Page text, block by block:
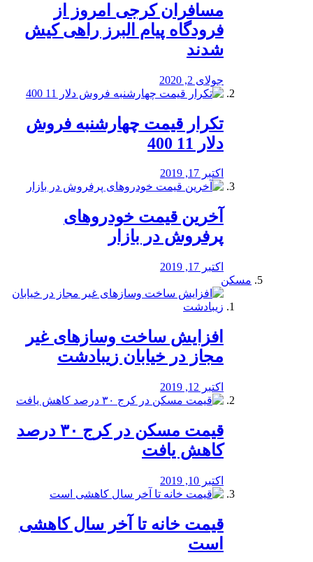
مسافران کرجی امروز از
فرودگاه پیام البرز راهی کیش
شدند
جولای 2, 2020
تکرار قیمت چهارشنبه فروش
دلار 11 400
اکتبر 17, 2019
آخرین قیمت خودرو‌های
پرفروش در بازار
اکتبر 17, 2019
مسکن
افزایش ساخت وسازهای غیر
مجاز در خیابان زیبادشت
اکتبر 12, 2019
️قیمت مسکن در کرج ۳۰ درصد
کاهش یافت
اکتبر 10, 2019
قیمت خانه تا آخر سال کاهشی
است